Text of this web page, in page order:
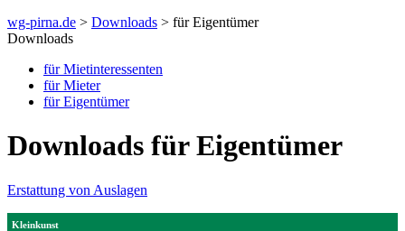
wg-pirna.de > Downloads > für Eigentümer
Downloads
für Mietinteressenten
für Mieter
für Eigentümer
Downloads für Eigentümer
Erstattung von Auslagen
Kleinkunst